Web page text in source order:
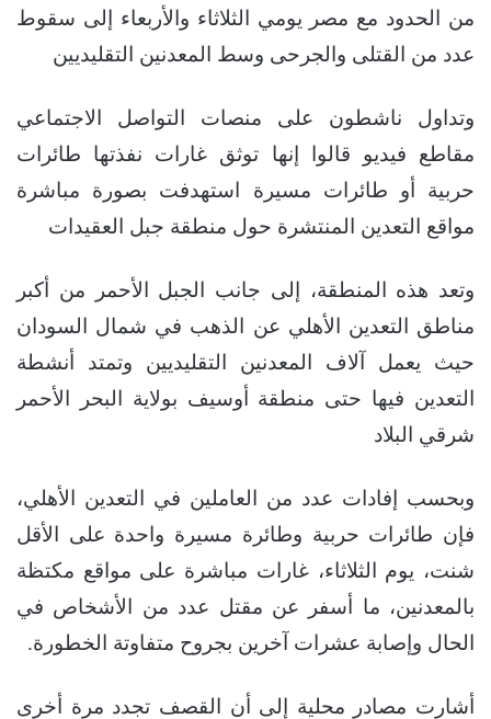
من الحدود مع مصر يومي الثلاثاء والأربعاء إلى سقوط
عدد من القتلى والجرحى وسط المعدنين التقليديين
وتداول ناشطون على منصات التواصل الاجتماعي
مقاطع فيديو قالوا إنها توثق غارات نفذتها طائرات
حربية أو طائرات مسيرة استهدفت بصورة مباشرة
مواقع التعدين المنتشرة حول منطقة جبل العقيدات
وتعد هذه المنطقة، إلى جانب الجبل الأحمر من أكبر
مناطق التعدين الأهلي عن الذهب في شمال السودان
حيث يعمل آلاف المعدنين التقليديين وتمتد أنشطة
التعدين فيها حتى منطقة أوسيف بولاية البحر الأحمر
شرقي البلاد
وبحسب إفادات عدد من العاملين في التعدين الأهلي،
فإن طائرات حربية وطائرة مسيرة واحدة على الأقل
شنت، يوم الثلاثاء، غارات مباشرة على مواقع مكتظة
بالمعدنين، ما أسفر عن مقتل عدد من الأشخاص في
الحال وإصابة عشرات آخرين بجروح متفاوتة الخطورة.
أشارت مصادر محلية إلى أن القصف تجدد مرة أخرى